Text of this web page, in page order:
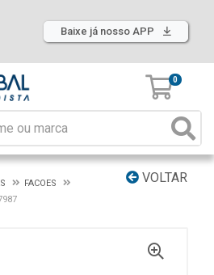
Baixe já nosso APP
0
VOLTAR
FACOES